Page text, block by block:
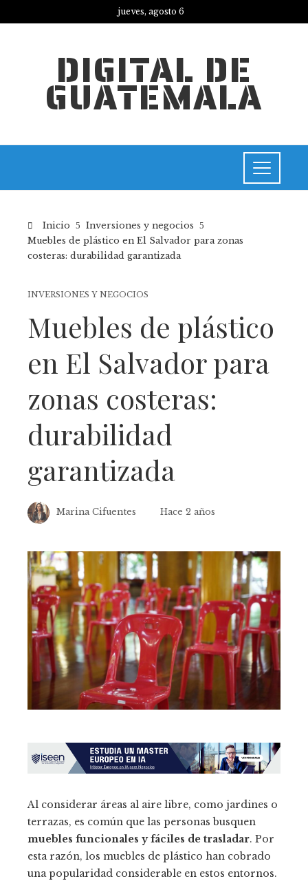
jueves, agosto 6
DIGITAL DE
GUATEMALA
Inicio
Inversiones y negocios
Muebles de plástico en El Salvador para zonas
costeras: durabilidad garantizada
INVERSIONES Y NEGOCIOS
Muebles de plástico
en El Salvador para
zonas costeras:
durabilidad
garantizada
Marina Cifuentes Hace 2 años
Al considerar áreas al aire libre, como jardines o
terrazas, es común que las personas busquen
muebles funcionales y fáciles de trasladar. Por
esta razón, los muebles de plástico han cobrado
una popularidad considerable en estos entornos.